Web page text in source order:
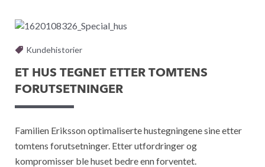
Kundehistorier
ET HUS TEGNET ETTER TOMTENS
FORUTSETNINGER
Familien Eriksson optimaliserte hustegningene sine etter
tomtens forutsetninger. Etter utfordringer og
kompromisser ble huset bedre enn forventet.